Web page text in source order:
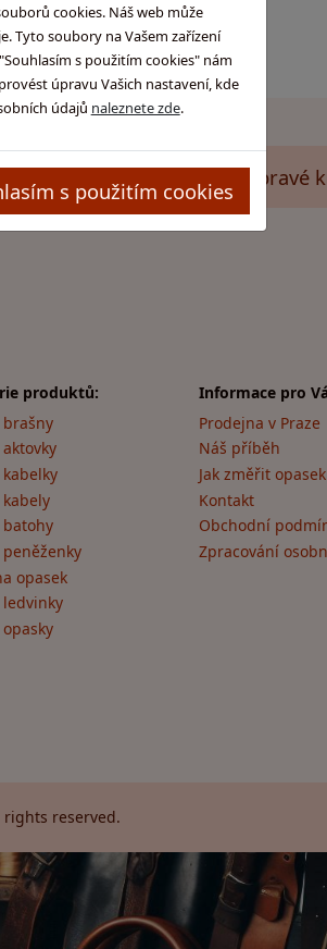
cookies. Náš web může
Tyto soubory na Vašem zařízení
s použitím cookies" nám
úpravu Vašich nastavení, kde
údajů naleznete zde.
s použitím cookies
Česku Vše z pravé
produktů:
brašny
kabely
batohy
peněženky
opasek
ledvinky
Informace pro
Prodejna v Praze
Náš příběh
Jak změřit opasek
Kontakt
Obchodní
Zpracování
rights reserved.